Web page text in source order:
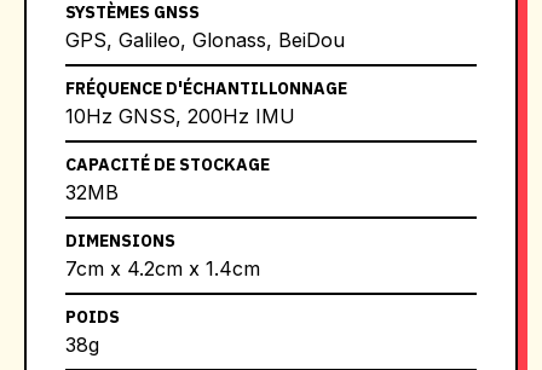
SYSTÈMES GNSS
GPS, Galileo, Glonass, BeiDou
FRÉQUENCE D'ÉCHANTILLONNAGE
10Hz GNSS, 200Hz IMU
CAPACITÉ DE STOCKAGE
32MB
DIMENSIONS
7cm x 4.2cm x 1.4cm
POIDS
38g